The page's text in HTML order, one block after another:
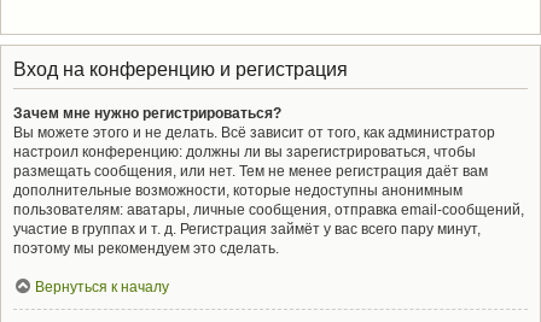
Вход на конференцию и регистрация
Зачем мне нужно регистрироваться?
Вы можете этого и не делать. Всё зависит от того, как администратор
настроил конференцию: должны ли вы зарегистрироваться, чтобы
размещать сообщения, или нет. Тем не менее регистрация даёт вам
дополнительные возможности, которые недоступны анонимным
пользователям: аватары, личные сообщения, отправка email-сообщений,
участие в группах и т. д. Регистрация займёт у вас всего пару минут,
поэтому мы рекомендуем это сделать.
Вернуться к началу